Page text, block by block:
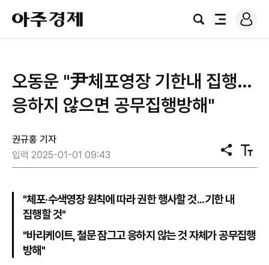
아
주
경
검
전
로
그
오동운 "尹체포영장 기한내 집행…
응하지 않으면 공무집행방해"
권규홍 기자
입력 2025-01-01 09:43
공
유
텍
스
"체포·수색영장 원칙에 따라 권한 행사할 것...기한 내
집행할 것"
"바리케이트, 철문 잠그고 응하지 않는 것 자체가 공무집행
방해"